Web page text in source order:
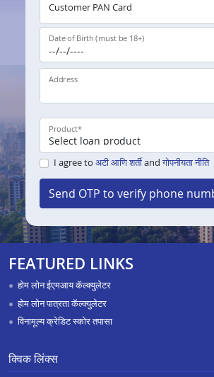
Customer PAN Card
Date of Birth (must be 18+)
Address
Product*
I agree to अटी आणि शर्तीand गोपनीयता नीति
Send OTP to verify phone
FEATURED LINKS
होम लोन ईएमआय कॅल्क्युलेटर
होम लोन पात्रता कॅल्क्युलेटर
विनामूल्य क्रेडिट स्कोर तपासा
क्विक लिंक्स